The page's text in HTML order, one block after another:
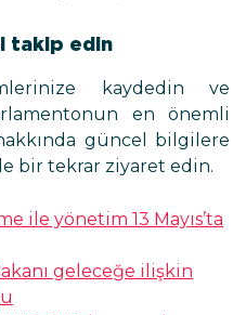
takip edin
kaydedin ve
en önemli
güncel bilgilere
bir tekrar ziyaret edin.
ile yönetim 13 Mayıs’ta
geleceğe ilişkin